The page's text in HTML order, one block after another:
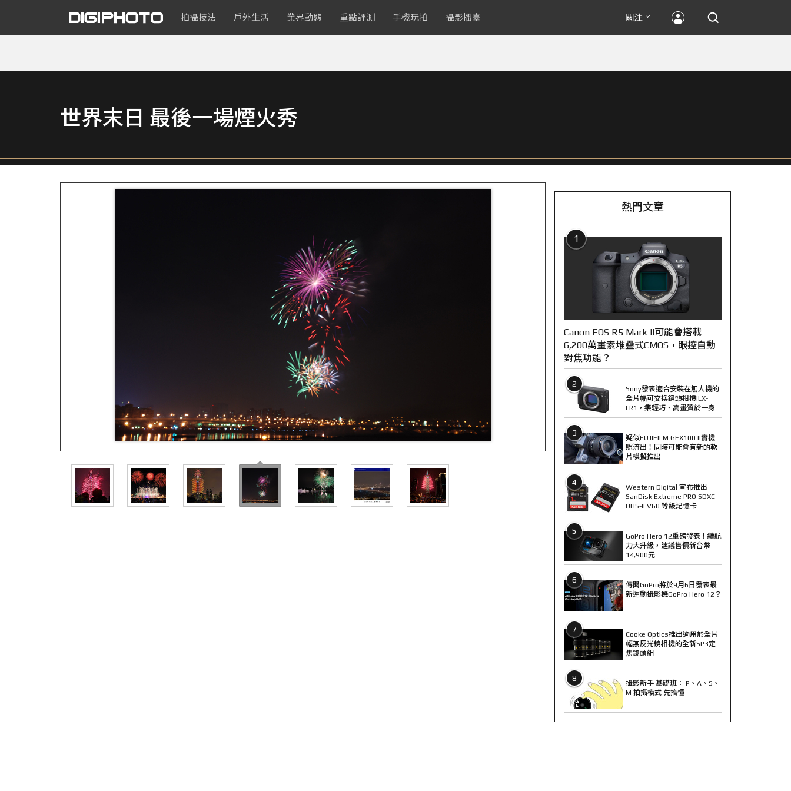
拍攝技法 戶外生活 業界動態 重點評測 手機玩拍 攝影擂臺 關注
世界末日 最後一場煙火秀
熱門文章
1
Canon EOS R5 Mark II可能會搭載
6,200萬畫素堆疊式CMOS + 眼控自動
對焦功能？
2
Sony發表適合安裝在無人機的
全片幅可交換鏡頭相機ILX-
LR1，集輕巧、高畫質於一身
3
疑似FUJIFILM GFX100 II實機
照流出！同時可能會有新的軟
片模擬推出
4
Western Digital 宣布推出
SanDisk Extreme PRO SDXC
UHS-II V60 等級記憶卡
5
GoPro Hero 12重磅發表！續航
力大升級，建議售價新台幣
14,900元
6
傳聞GoPro將於9月6日發表最
新運動攝影機GoPro Hero 12？
7
Cooke Optics推出適用於全片
幅無反光鏡相機的全新SP3定
焦鏡頭組
8
攝影新手 基礎班： P、A、S、
M 拍攝模式 先搞懂